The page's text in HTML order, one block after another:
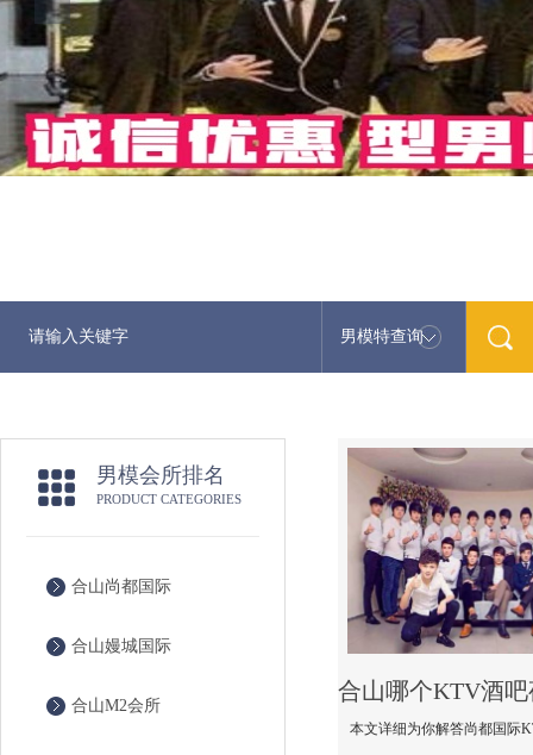
男模特查询
男模会所排名
PRODUCT CATEGORIES
合山尚都国际
合山嫚城国际
合山M2会所